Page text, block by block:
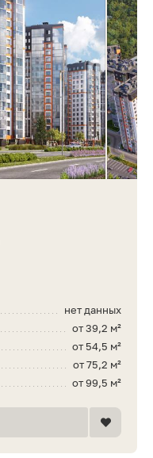
нет данных
от 39,2 м²
от 54,5 м²
от 75,2 м²
от 99,5 м²